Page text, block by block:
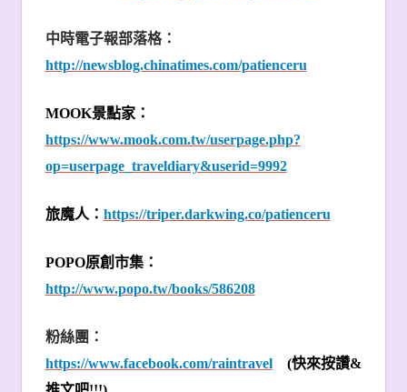
中時電子報部落格：
http://newsblog.chinatimes.com/patienceru
MOOK景點家：
https://www.mook.com.tw/userpage.php?
op=userpage_traveldiary&userid=9992
旅魔人： https://triper.darkwing.co/patienceru
POPO原創市集：
http://www.popo.tw/books/586208
粉絲團：
https://www.facebook.com/raintravel
(快來按讚&